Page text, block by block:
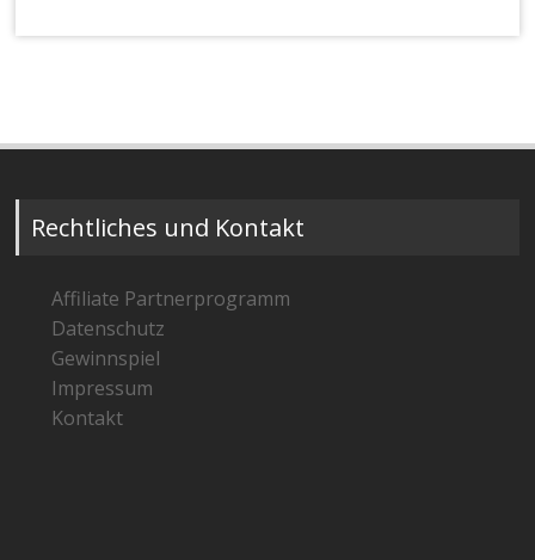
Rechtliches und Kontakt
Affiliate Partnerprogramm
Datenschutz
Gewinnspiel
Impressum
Kontakt